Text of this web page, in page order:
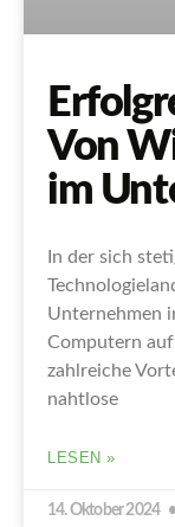
Von
im
In der sich
Unternehmen
Computern
zahlreiche
nahtlose
LESEN »
14. Oktober 2024